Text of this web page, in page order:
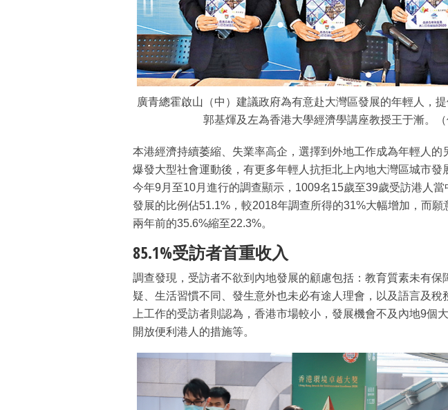
廣青總霍啟山（中）建議政府為有意赴大灣區發展的年輕人，
郭基煇及左為香港大學經濟學講座教授王于漸。（
本港經濟持續萎縮、失業率高企，選擇到外地工作成為年輕人的
爆發大型社會運動後，有更多年輕人抗拒北上內地大灣區城市發
今年9月至10月進行的調查顯示，1009名15歲至39歲受訪港人
發展的比例佔51.1%，較2018年調查所得的31%大幅增加，而願
兩年前的35.6%縮至22.3%。
85.1%受訪者首重收入
調查發現，受訪者不欲到內地發展的顧慮包括：教育質素未有保
疑、生活習慣不同、發生意外也未必有途人理會，以及語言及稅
上工作的受訪者則認為，香港市場較小，發展機會不及內地9個
開放便利港人的措施等。
最新資訊（